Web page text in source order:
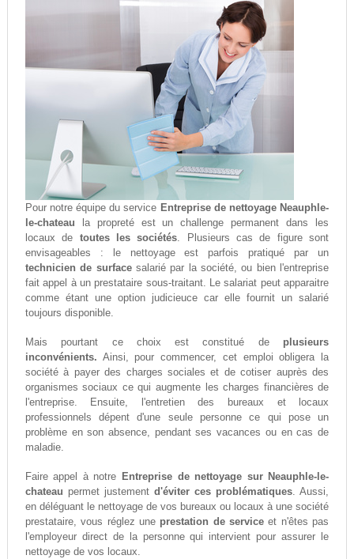
Pour notre équipe du service Entreprise de nettoyage Neauphle-
le-chateau la propreté est un challenge permanent dans les
locaux de toutes les sociétés. Plusieurs cas de figure sont
envisageables : le nettoyage est parfois pratiqué par un
technicien de surfacesalarié par la société, ou bien l'entreprise
fait appel à un prestataire sous-traitant. Le salariat peut apparaitre
comme étant une option judicieuce car elle fournit un salarié
toujours disponible.
Mais pourtant ce choix est constitué de plusieurs
inconvénients. Ainsi, pour commencer, cet emploi obligera la
société à payer des charges sociales et de cotiser auprès des
organismes sociaux ce qui augmente les charges financières de
l'entreprise. Ensuite, l'entretien des bureaux et locaux
professionnels dépent d'une seule personne ce qui pose un
problème en son absence, pendant ses vacances ou en cas de
maladie.
Faire appel à notre Entreprise de nettoyage sur Neauphle-le-
chateau permet justement d'éviter ces problématiques. Aussi,
en déléguant le nettoyage de vos bureaux ou locaux à une société
prestataire, vous réglez une prestation de service et n'êtes pas
l'employeur direct de la personne qui intervient pour assurer le
nettoyage de vos locaux.